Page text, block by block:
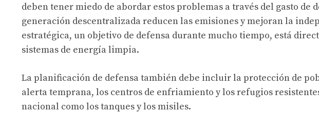
deben tener miedo de abordar estos problemas a través del gasto de
generación descentralizada reducen las emisiones y mejoran la
estratégica, un objetivo de defensa durante mucho tiempo, está
sistemas de energía limpia.
La planificación de defensa también debe incluir la protección de
alerta temprana, los centros de enfriamiento y los refugios
nacional como los tanques y los misiles.